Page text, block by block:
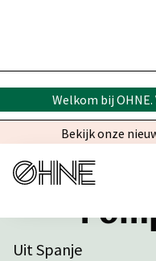
Welkom bij OHNE.
Bekijk onze
Uit Spanje